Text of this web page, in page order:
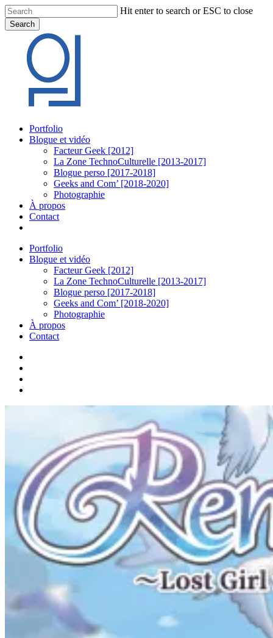
Skip
to
main
content
Hit enter to search or ESC to close
Search
Search
Menu
Portfolio
Blogue et vidéo
Facteur Geek [2012]
La Zone TechnoCulturelle [2013-2017]
Blogue perso [2017-2018]
Geeks and Com’ [2018-2020]
Photographie
À propos
Contact
Portfolio
Blogue et vidéo
Facteur Geek [2012]
La Zone TechnoCulturelle [2013-2017]
Blogue perso [2017-2018]
Geeks and Com’ [2018-2020]
Photographie
À propos
Contact